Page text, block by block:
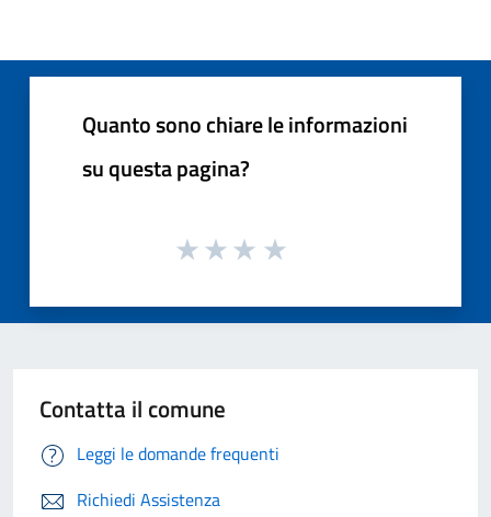
Quanto sono chiare le informazioni
su questa pagina?
Contatta il comune
Leggi le domande frequenti
Richiedi Assistenza